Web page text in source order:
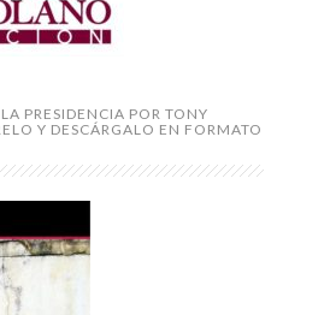
PRESIDENCIA POR TONY
Y DESCÁRGALO EN FORMATO